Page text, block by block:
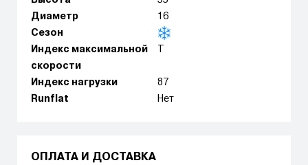
Диаметр
16
Сезон
Индекс максимальной
скорости
Индекс нагрузки
87
Runflat
Нет
ОПЛАТА И ДОСТАВКА